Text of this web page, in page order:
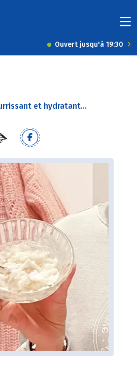
Ouvert jusqu'à 19:30
et hydratant...